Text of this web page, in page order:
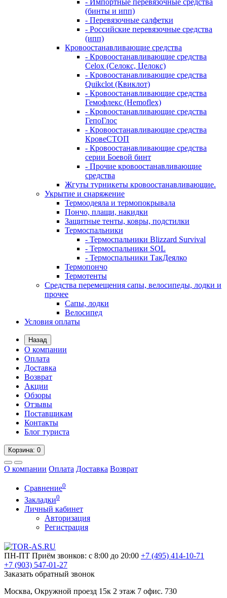
- Импортные перевязочные средства
(бинты и ипп)
- Перевязочные салфетки
- Российские перевязочные средства
(ипп)
Кровоостанавливающие средства
- Кровоостанавливающие средства
Celox (Селокс, Целокс)
- Кровоостанавливающие средства
Quikclot (Квиклот)
- Кровоостанавливающие средства
Гемофлекс (Hemoflex)
- Кровоостанавливающие средства
ГепоГлос
- Кровоостанавливающие средства
КровеСТОП
- Кровоостанавливающие средства
серии Боевой бинт
- Прочие кровоостанавливающие
средства
Жгуты турникеты кровоостанавливающие.
Укрытие и снаряжение
Термоодеяла и термопокрывала
Пончо, плащи, накидки
Защитные тенты, ковры, подстилки
Термоспальники
- Термоспальники Blizzard Survival
- Термоспальники SOL
- Термоспальники ТакДеялко
Термопончо
Термотенты
Средства перемещения сапы, велосипеды, лодки и
прочее
Сапы, лодки
Велосипед
Условия оплаты
Назад
О компании
Оплата
Доставка
Возврат
Акции
Обзоры
Отзывы
Поставщикам
Контакты
Блог туриста
Корзина: 0
О компании Оплата Доставка Возврат
Сравнение0
Закладки0
Личный кабинет
Авторизация
Регистрация
ПН-ПТ Приём звонков: с 8:00 до 20:00 +7 (495) 414-10-71
+7 (903) 547-01-27
Заказать обратный звонок
Москва, Окружной проезд 15к 2 этаж 7 офис. 730